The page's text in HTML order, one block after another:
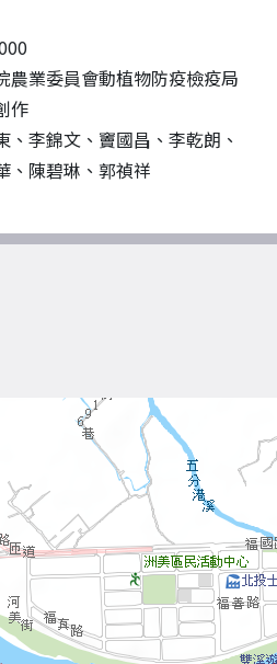
農業委員會動植物防疫檢疫局
作
、李錦文、竇國昌、李乾朗、
、陳碧琳、郭禎祥